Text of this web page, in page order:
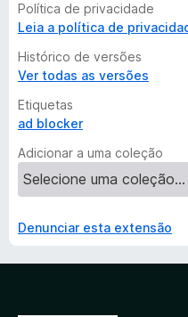
Política de privacidade
Leia a política de
Histórico de versões
Ver todas as versões
Etiquetas
ad blocker
Adicionar a uma coleção
Denunciar esta extensão